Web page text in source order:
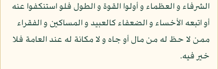
الشرفاء و العظماء و أولوا القوة و الطول فلو استنكفوا عنه
أو اتبعه الأخساء و الضعفاء كالعبيد و المساكين و الفقراء
ممن لا حظ له من مال أو جاه و لا مكانة له عند العامة فلا
خير فيه.